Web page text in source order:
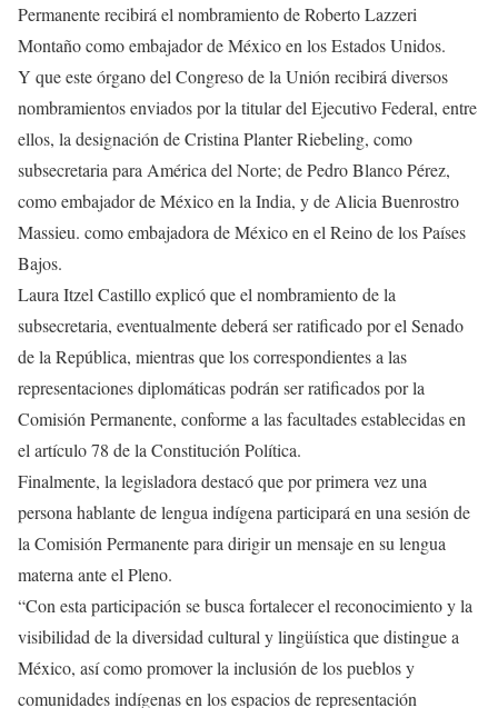
Permanente recibirá el nombramiento de Roberto Lazzeri
Montaño como embajador de México en los Estados Unidos.
Y que este órgano del Congreso de la Unión recibirá diversos
nombramientos enviados por la titular del Ejecutivo Federal, entre
ellos, la designación de Cristina Planter Riebeling, como
subsecretaria para América del Norte; de Pedro Blanco Pérez,
como embajador de México en la India, y de Alicia Buenrostro
Massieu. como embajadora de México en el Reino de los Países
Bajos.
Laura Itzel Castillo explicó que el nombramiento de la
subsecretaria, eventualmente deberá ser ratificado por el Senado
de la República, mientras que los correspondientes a las
representaciones diplomáticas podrán ser ratificados por la
Comisión Permanente, conforme a las facultades establecidas en
el artículo 78 de la Constitución Política.
Finalmente, la legisladora destacó que por primera vez una
persona hablante de lengua indígena participará en una sesión de
la Comisión Permanente para dirigir un mensaje en su lengua
materna ante el Pleno.
“Con esta participación se busca fortalecer el reconocimiento y la
visibilidad de la diversidad cultural y lingüística que distingue a
México, así como promover la inclusión de los pueblos y
comunidades indígenas en los espacios de representación